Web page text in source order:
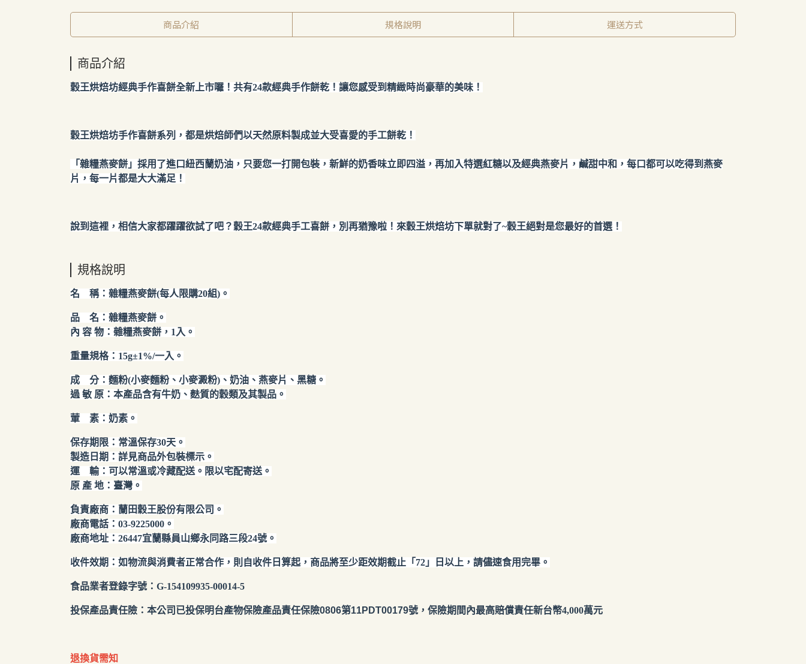
商品介紹 規格說明 運送方式
商品介紹
穀王烘焙坊經典手作喜餅全新上市囉！共有24款經典手作餅乾！讓您感受到精緻時尚豪華的美味！
穀王烘焙坊手作喜餅系列，都是烘焙師們以天然原料製成並大受喜愛的手工餅乾！
「雜糧燕麥餅」採用了進口紐西蘭奶油，只要您一打開包裝，新鮮的奶香味立即四溢，再加入特選紅糖以及經典燕麥片，鹹甜中和，每口都可以吃得到燕麥
片，每一片都是大大滿足！
說到這裡，相信大家都躍躍欲試了吧？穀王24款經典手工喜餅，別再猶豫啦！來穀王烘焙坊下單就對了~穀王絕對是您最好的首選！
規格說明
名 稱：雜糧燕麥餅(每人限購20組)。
品 名：雜糧燕麥餅。
內 容 物：雜糧燕麥餅，1入。
重量規格：15g±1%/一入。
成 分：麵粉(小麥麵粉、小麥澱粉)、奶油、燕麥片、黑糖。
過 敏 原：本產品含有牛奶、麩質的穀類及其製品。
葷 素：奶素。
保存期限：常溫保存30天。
製造日期：詳見商品外包裝標示。
運 輸：可以常溫或冷藏配送。限以宅配寄送。
原 產 地：臺灣。
負責廠商：蘭田穀王股份有限公司。
廠商電話：03-9225000。
廠商地址：26447宜蘭縣員山鄉永同路三段24號。
收件效期：如物流與消費者正常合作，則自收件日算起，商品將至少距效期截止「 72 」日以上，請儘速食用完畢。
食品業者登錄字號：G-154109935-00014-5
投保產品責任險：本公司已投保明台產物保險產品責任保險0806第11PDT00179號 ，保險期間內最高賠償責任新台幣4,000萬元
退換貨需知